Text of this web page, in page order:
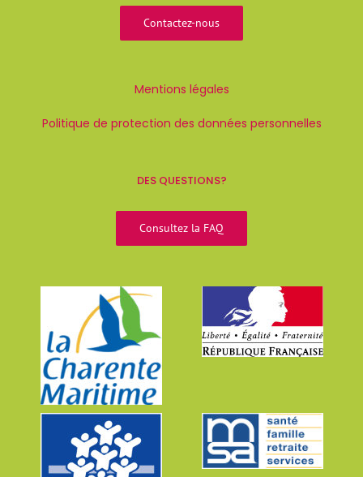
Contactez-nous
Mentions légales
Politique de protection des données personnelles
DES QUESTIONS?
Consultez la FAQ